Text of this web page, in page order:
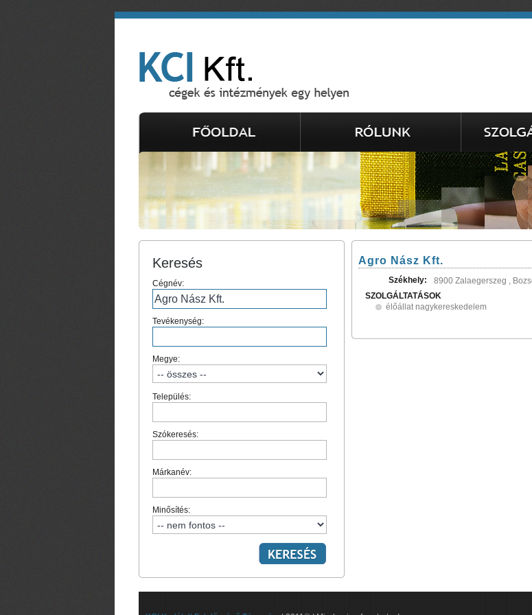
Keresés
Cégnév:
Tevékenység:
Megye:
Település:
Szókeresés:
Márkanév:
Minősítés:
Agro Nász Kft.
Székhely:
8900 Zalaegerszeg ,
SZOLGÁLTATÁSOK
élőállat nagykereskedelem